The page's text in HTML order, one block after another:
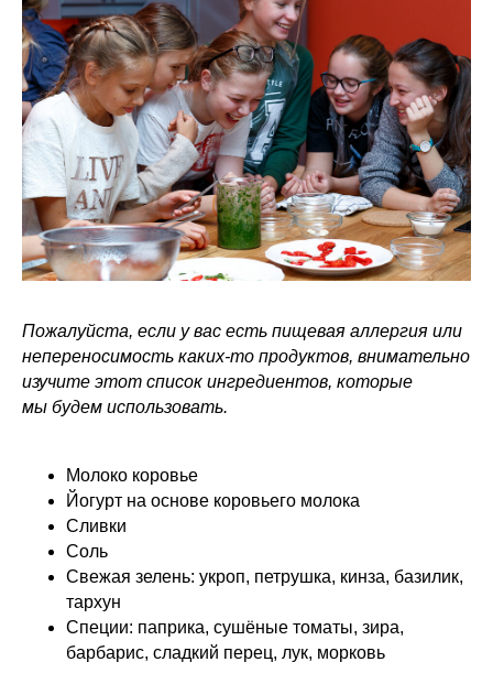
Пожалуйста, если у вас есть пищевая аллергия или
непереносимость каких-то продуктов, внимательно
изучите этот список ингредиентов, которые
мы будем использовать.
Молоко коровье
Йогурт на основе коровьего молока
Сливки
Соль
Свежая зелень: укроп, петрушка, кинза, базилик,
тархун
Специи: паприка, сушёные томаты, зира,
барбарис, сладкий перец, лук, морковь